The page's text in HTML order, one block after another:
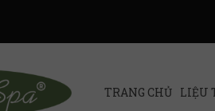
TRANG CHỦ LIỆU